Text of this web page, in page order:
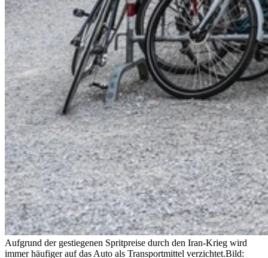
Aufgrund der gestiegenen Spritpreise durch den Iran-Krieg wird
immer häufiger auf das Auto als Transportmittel verzichtet.Bild: